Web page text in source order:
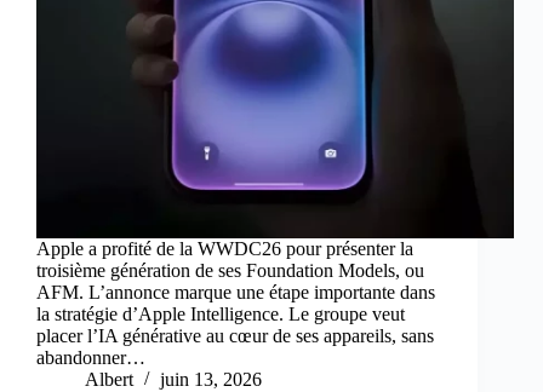
Apple a profité de la WWDC26 pour présenter la
troisième génération de ses Foundation Models, ou
AFM. L’annonce marque une étape importante dans
la stratégie d’Apple Intelligence. Le groupe veut
placer l’IA générative au cœur de ses appareils, sans
abandonner…
Albert
juin 13, 2026